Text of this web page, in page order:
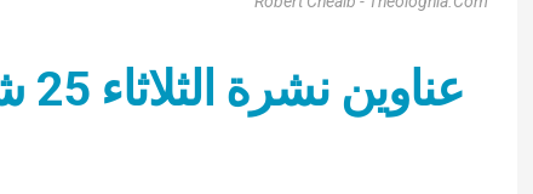
عناوين نشرة الثلاثاء 25 شباط 2020: محبة المسيئين إلينا